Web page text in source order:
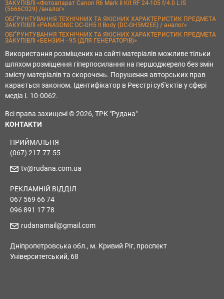
ЗАКУПІВЛІ «Фотоапарат Canon R6 Mark II Kit RF 24-105 f/4.0 L IS
(5666C029) /аналог»
ОБҐРУНТУВАННЯ ТЕХНІЧНИХ ТА ЯКІСНИХ ХАРАКТЕРИСТИК ПРЕДМЕТА
ЗАКУПІВЛІ «PANASONIC DC-GH5 II Body (DC-GH5M2EE) / аналог»
ОБҐРУНТУВАННЯ ТЕХНІЧНИХ ТА ЯКІСНИХ ХАРАКТЕРИСТИК ПРЕДМЕТА
ЗАКУПІВЛІ «БЕНЗИН - 95 (ДЛЯ ГЕНЕРАТОРІВ)»
Використання розміщених на сайті матеріалів можливе тільки
шляхом розміщення гіперпосилання на першоджерело без змін
змісту матеріалів та скорочень. Порушення авторських прав
карається законом. Ідентифікатор в Реєстрі суб'єктів у сфері
медіа L 10-0062.
Всі права захищені © 2026, ТРК "Рудана"
КОНТАКТИ
ПРИЙМАЛЬНЯ
(067) 217-77-55
tv@rudana.com.ua
РЕКЛАМНІЙ ВІДДІЛ
067 569 66 74
096 891 17 78
rudanamail@gmail.com
Дніпропетровська обл., м. Кривий Ріг, проспект
Університетський, 68